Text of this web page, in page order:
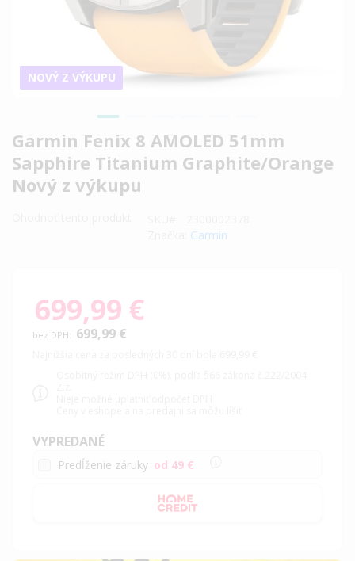
Garmin Fenix 8 AMOLED 51mm
Sapphire Titanium Graphite/Orange
Nový z výkupu
Garmin
699,99 €
699,99 €
VYPREDANÉ
Predĺženie záruky od 49 €
NOVÝ Z VÝKUPU
Preskočiť
na
začiatok
galérie